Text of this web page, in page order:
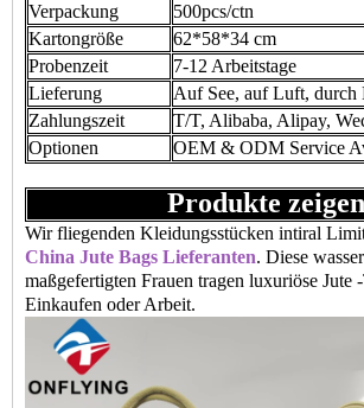
Verpackung
500pcs/ctn
Kartongröße
62*58*34 cm
Probenzeit
7-12 Arbeitstage
Lieferung
Auf See, auf Luft, durch
Zahlungszeit
T/T, Alibaba, Alipay,
Optionen
OEM & ODM Service
Produkte zeigen
Wir fliegenden Kleidungsstücken intiral
China Jute Bags Lieferanten. Diese
maßgefertigten Frauen tragen luxuriöse Jute
Einkaufen oder Arbeit.